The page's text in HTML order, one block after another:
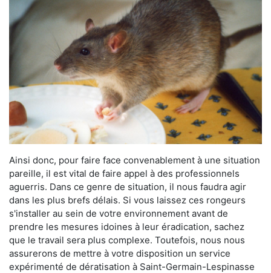
Ainsi donc, pour faire face convenablement à une situation
pareille, il est vital de faire appel à des professionnels
aguerris. Dans ce genre de situation, il nous faudra agir
dans les plus brefs délais. Si vous laissez ces rongeurs
s'installer au sein de votre environnement avant de
prendre les mesures idoines à leur éradication, sachez
que le travail sera plus complexe. Toutefois, nous nous
assurerons de mettre à votre disposition un service
expérimenté de dératisation à Saint-Germain-Lespinasse